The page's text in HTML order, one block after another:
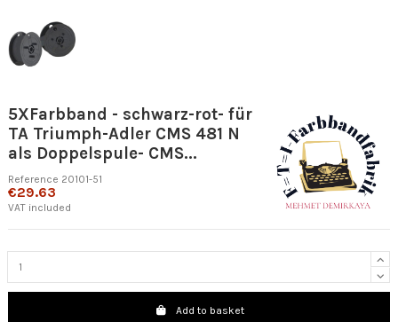
5XFarbband - schwarz-rot- für
TA Triumph-Adler CMS 481 N
als Doppelspule- CMS...
Reference 20101-51
€29.63
VAT included
Add to basket